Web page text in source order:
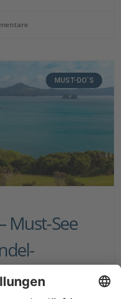
MUST-DO`S
Must-See